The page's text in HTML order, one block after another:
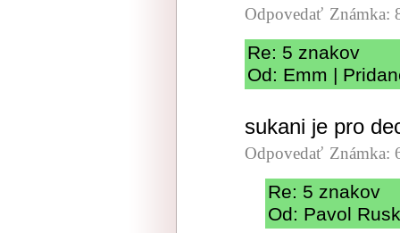
Odpovedať Známka:
Re: 5 znakov
Od: Emm |
sukani je pro
Odpovedať Známka:
Re: 5 znakov
Od: Pavol